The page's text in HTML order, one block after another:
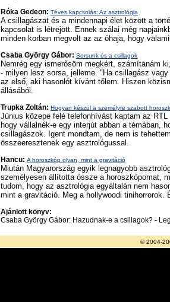
Róka Gedeon: Téves kapcsolás: Az asztrológia
A csillagászat és a mindennapi élet között a
kapcsolat is létrejött. Ennek szálai még
minden korban megvolt az az óhaja, hogy
Csaba György Gábor: Sorsunk és a csillagok
Nemrég egy ismerősöm megkért, számítanám
- milyen lesz sorsa, jelleme. "Ha csillagász
az első, aki hasonlót kívánt tőlem. Hiszen
állásából.
Trupka Zoltán: Hogyan készül a személyre szabott
Június közepe felé telefonhívást kaptam az
hogy vállalnék-e egy interjút abban a témában,
csillagászok. Igent mondtam, de nem is
összeeresztenek egy asztrológussal.
Hancu: A horoszkóp olyan, mint a gravitáció
Miután Magyarország egyik legnagyobb
személyesen állította össze a horoszkópomat,
tudom, hogy az asztrológia egyáltalán nem
mint a gravitáció. Meg a hollywoodi tinihorrorok.
Ajánlott könyv:
Csaba György Gábor: Hazudnak-e a csillagok? -
© 2004-